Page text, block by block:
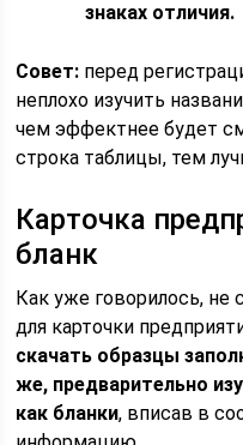
знаках отличия.
Совет: перед
неплохо изучить
чем эффектнее будет
строка таблицы, тем
Карточка
бланк
Как уже говорилось, не
для карточки
скачать образцы
же, предварительно
как бланки, вписав в